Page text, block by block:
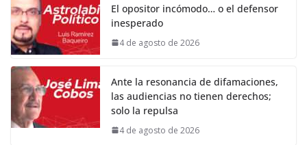
El opositor incómodo… o el defensor
inesperado
4 de agosto de 2026
Ante la resonancia de difamaciones,
las audiencias no tienen derechos;
solo la repulsa
4 de agosto de 2026